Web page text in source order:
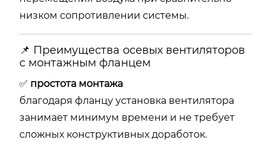
низком сопротивлении системы.
📌 Преимущества осевых вентиляторов
с монтажным фланцем
✅ простота монтажа
благодаря фланцу установка вентилятора
занимает минимум времени и не требует
сложных конструктивных доработок.